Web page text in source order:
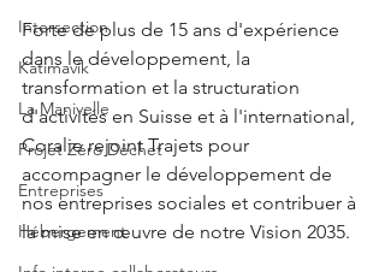
Intersection
Katimavik
La Manivelle
Projet Zéro Déchet
Entreprises
Hébergement
Forte de plus de 15 ans d'expérience
dans le développement, la
transformation et la structuration
d'activités en Suisse et à l'international,
Coralie rejoint Trajets pour
accompagner le développement de
nos entreprises sociales et contribuer à
la mise en œuvre de notre Vision 2035.